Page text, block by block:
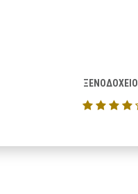
ΞΕΝΟΔΟΧΕΙΟ